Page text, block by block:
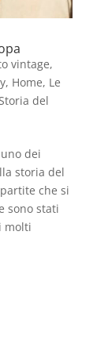
vintage,
, Home, Le
del
dei
storia del
che si
sono stati
molti